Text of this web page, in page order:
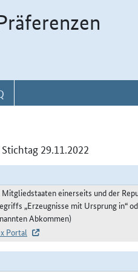
29.11.2022
einerseits und der
„Erzeugnisse mit Ursprung in“
Abkommen)
Portal